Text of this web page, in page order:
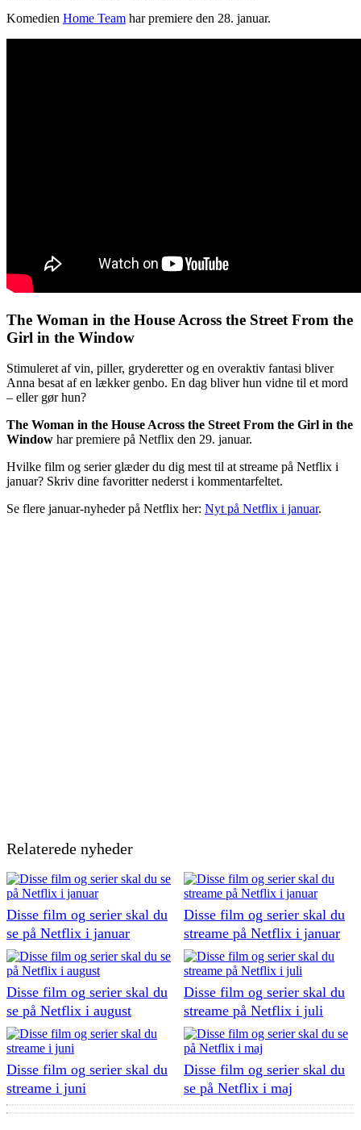
Komedien Home Team har premiere den 28. januar.
The Woman in the House Across the Street From the
Girl in the Window
Stimuleret af vin, piller, gryderetter og en overaktiv fantasi bliver
Anna besat af en lækker genbo. En dag bliver hun vidne til et mord
– eller gør hun?
The Woman in the House Across the Street From the Girl in the
Window har premiere på Netflix den 29. januar.
Hvilke film og serier glæder du dig mest til at streame på Netflix i
januar? Skriv dine favoritter nederst i kommentarfeltet.
Se flere januar-nyheder på Netflix her: Nyt på Netflix i januar.
Relaterede nyheder
Disse film og serier skal du
se på Netflix i januar
Disse film og serier skal du
streame på Netflix i januar
Disse film og serier skal du
se på Netflix i august
Disse film og serier skal du
streame på Netflix i juli
Disse film og serier skal du
streame i juni
Disse film og serier skal du
se på Netflix i maj